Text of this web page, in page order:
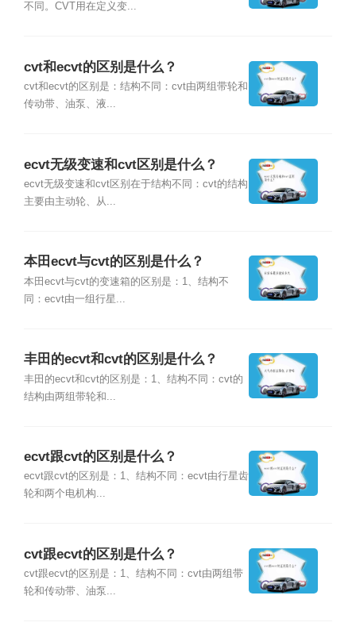
不同。CVT用在定义变...
cvt和ecvt的区别是什么？
cvt和ecvt的区别是：结构不同：cvt由两组带轮和
传动带、油泵、液...
ecvt无级变速和cvt区别是什么？
ecvt无级变速和cvt区别在于结构不同：cvt的结构
主要由主动轮、从...
本田ecvt与cvt的区别是什么？
本田ecvt与cvt的变速箱的区别是：1、结构不
同：ecvt由一组行星...
丰田的ecvt和cvt的区别是什么？
丰田的ecvt和cvt的区别是：1、结构不同：cvt的
结构由两组带轮和...
ecvt跟cvt的区别是什么？
ecvt跟cvt的区别是：1、结构不同：ecvt由行星齿
轮和两个电机构...
cvt跟ecvt的区别是什么？
cvt跟ecvt的区别是：1、结构不同：cvt由两组带
轮和传动带、油泵...